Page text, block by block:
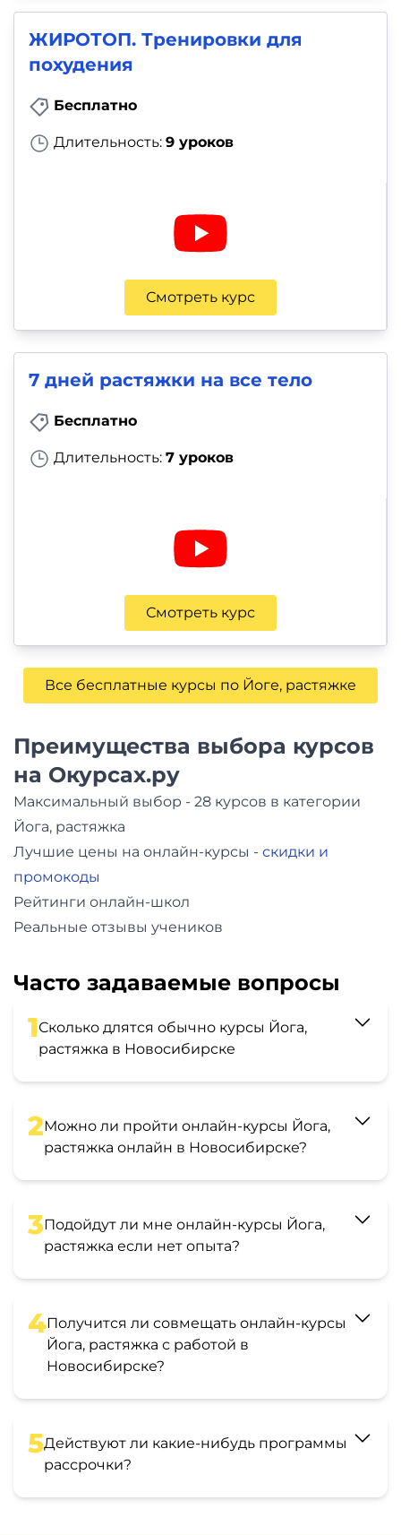
ЖИРОТОП. Тренировки для
похудения
Бесплатно
Длительность: 9 уроков
Смотреть курс
7 дней растяжки на все тело
Бесплатно
Длительность: 7 уроков
Смотреть курс
Все бесплатные курсы по Йоге, растяжке
Преимущества выбора курсов
на Окурсах.ру
Максимальный выбор - 28 курсов в категории
Йога, растяжка
Лучшие цены на онлайн-курсы - скидки и
промокоды
Рейтинги онлайн-школ
Реальные отзывы учеников
Часто задаваемые вопросы
1Сколько длятся обычно курсы Йога,
растяжка в Новосибирске
2Можно ли пройти онлайн-курсы Йога,
растяжка онлайн в Новосибирске?
3Подойдут ли мне онлайн-курсы Йога,
растяжка если нет опыта?
4Получится ли совмещать онлайн-курсы
Йога, растяжка с работой в
Новосибирске?
5Действуют ли какие-нибудь программы
рассрочки?